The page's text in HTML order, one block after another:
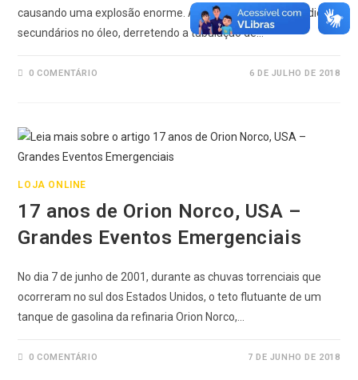
causando uma explosão enorme. A explosão iniciou incêndios
secundários no óleo, derretendo a tubulação de…
0 COMENTÁRIO 6 DE JULHO DE 2018
LOJA ONLINE
17 anos de Orion Norco, USA –
Grandes Eventos Emergenciais
No dia 7 de junho de 2001, durante as chuvas torrenciais que
ocorreram no sul dos Estados Unidos, o teto flutuante de um
tanque de gasolina da refinaria Orion Norco,…
0 COMENTÁRIO 7 DE JUNHO DE 2018